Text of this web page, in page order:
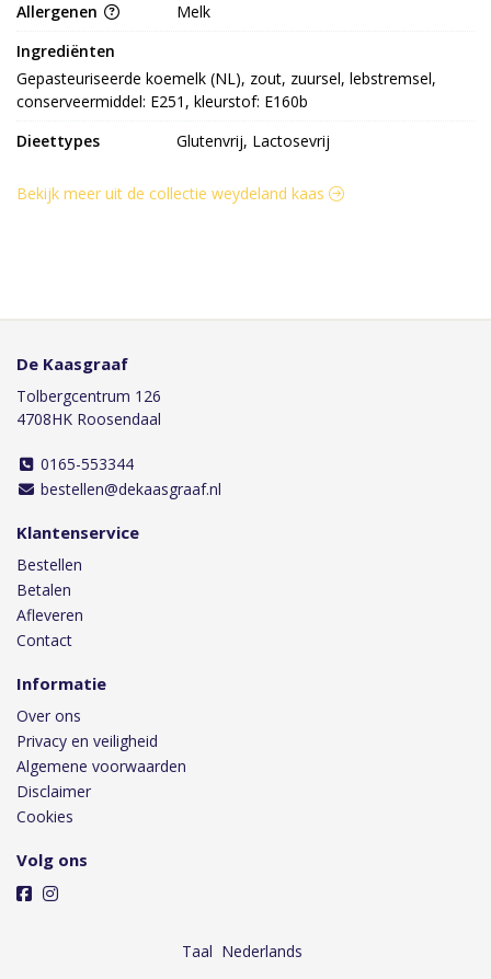
Allergenen
Melk
Ingrediënten
Gepasteuriseerde koemelk (NL), zout, zuursel, lebstremsel,
conserveermiddel: E251, kleurstof: E160b
Dieettypes
Glutenvrij, Lactosevrij
Bekijk meer uit de collectie weydeland kaas
De Kaasgraaf
Tolbergcentrum 126
4708HK Roosendaal
0165-553344
bestellen@dekaasgraaf.nl
Klantenservice
Bestellen
Betalen
Afleveren
Contact
Informatie
Over ons
Privacy en veiligheid
Algemene voorwaarden
Disclaimer
Cookies
Volg ons
Taal